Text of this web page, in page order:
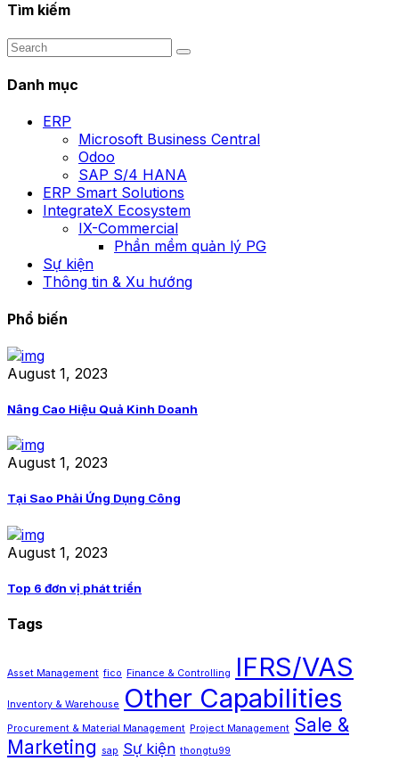
Tìm kiếm
Danh mục
ERP
Microsoft Business Central
Odoo
SAP S/4 HANA
ERP Smart Solutions
IntegrateX Ecosystem
IX-Commercial
Phần mềm quản lý PG
Sự kiện
Thông tin & Xu hướng
Phổ biến
August 1, 2023
Nâng Cao Hiệu Quả Kinh Doanh
August 1, 2023
Tại Sao Phải Ứng Dụng Công
August 1, 2023
Top 6 đơn vị phát triển
Tags
Asset Management fico Finance & Controlling IFRS/VAS
Inventory & Warehouse Other Capabilities
Procurement & Material Management Project Management Sale &
Marketing
sap Sự kiện thongtu99